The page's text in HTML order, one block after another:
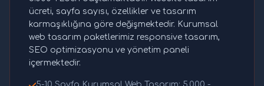
ücreti, sayfa sayısı, özellikler ve tasarım
karmaşıklığına göre değişmektedir. Kurumsal
web tasarım paketlerimiz responsive tasarım,
SEO optimizasyonu ve yönetim paneli
içermektedir.